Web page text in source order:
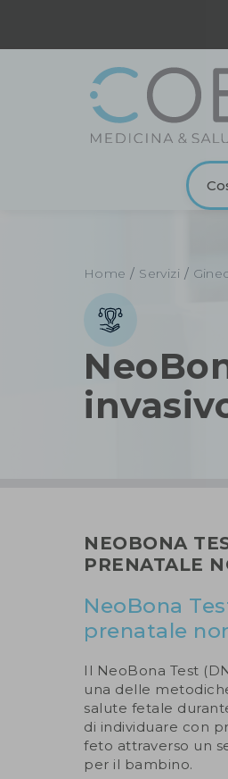
Home / Servizi /
NEOBONA
PRENATALE
NeoBona
prenatale
Il NeoBona Test
una delle
salute fetale
di individuare con
feto attraverso un
per il bambino.